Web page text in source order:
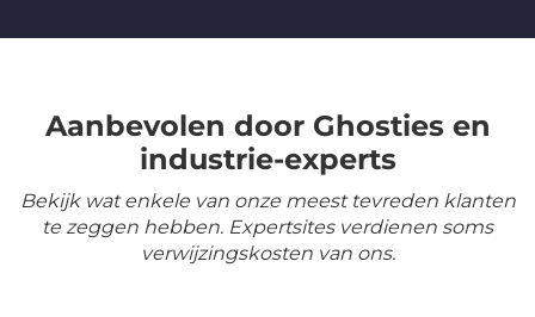
Aanbevolen door Ghosties en
industrie-experts
Bekijk wat enkele van onze meest tevreden klanten
te zeggen hebben. Expertsites verdienen soms
verwijzingskosten van ons.